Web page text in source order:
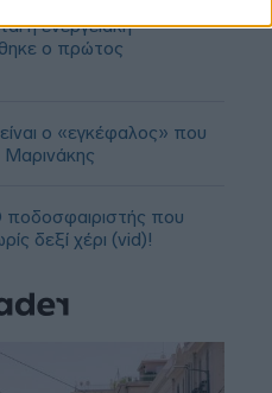
η ενεργειακή
ο πρώτος
ο «εγκέφαλος» που
Μαρινάκης
ποδοσφαιριστής που
δεξί χέρι (vid)!